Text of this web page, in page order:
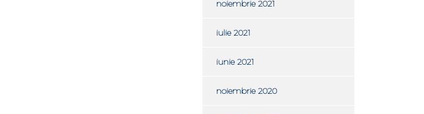
noiembrie 2021
iulie 2021
iunie 2021
noiembrie 2020